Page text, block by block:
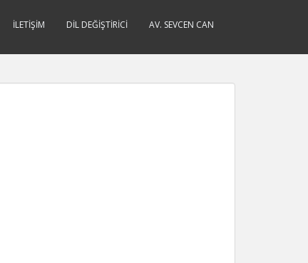
İLETIŞIM DIL DEĞIŞTIRICI AV. SEVCEN CAN